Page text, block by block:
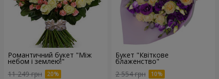
Романтичний букет "Між
небом і землею!"
11 249 грн
Букет "Квіткове
блаженство"
2 554 грн